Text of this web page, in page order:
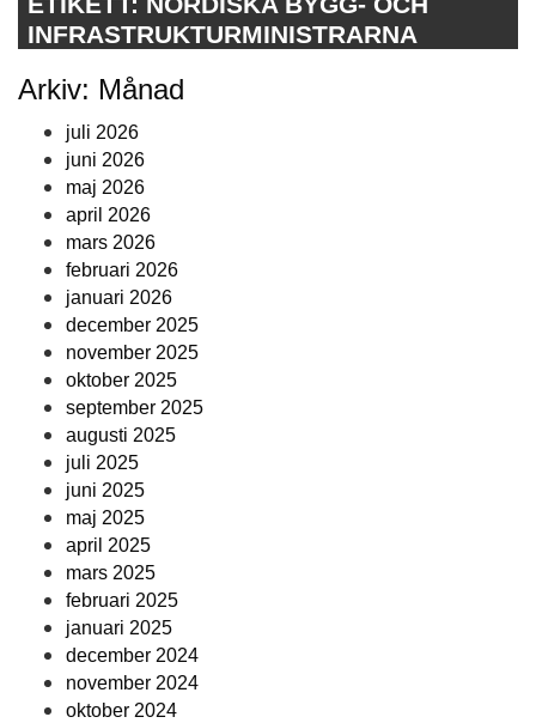
INFRASTRUKTURMINISTRARNA
Arkiv: Månad
juli 2026
juni 2026
maj 2026
april 2026
mars 2026
februari 2026
januari 2026
december 2025
november 2025
oktober 2025
september 2025
augusti 2025
juli 2025
juni 2025
maj 2025
april 2025
mars 2025
februari 2025
januari 2025
december 2024
november 2024
oktober 2024